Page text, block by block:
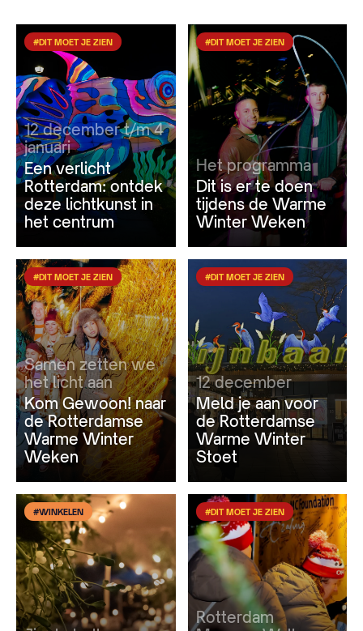
#DIT MOET JE ZIEN
12 december t/m 4
januari
Een verlicht
Rotterdam: ontdek
deze lichtkunst in
het centrum
#DIT MOET JE ZIEN
Het programma
Dit is er te doen
tijdens de Warme
Winter Weken
#DIT MOET JE ZIEN
Samen zetten we
het licht aan
Kom Gewoon! naar
de Rotterdamse
Warme Winter
Weken
#DIT MOET JE ZIEN
12 december
Meld je aan voor
de Rotterdamse
Warme Winter
Stoet
#WINKELEN #DIT MOET JE ZIEN
Rotterdam